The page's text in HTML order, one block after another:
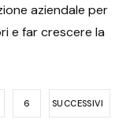
aziendale per
e far crescere la
6 SUCCESSIVI